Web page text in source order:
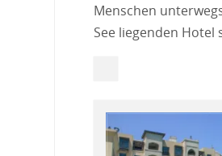
Menschen
See liegenden Hotel